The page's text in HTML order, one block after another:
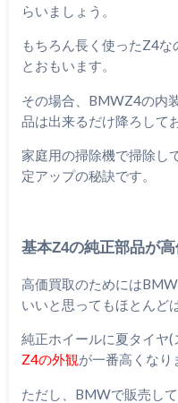
らいましょう。
もちろん長く使ったZ4
とおもいます。
その場合、BMWZ4の内
品は出来るだけ降ろして
家庭用の掃除機で掃除し
定アップの秘訣です。
基本Z4の純正部品が
高価買取のためには
いいと思ってもほとんど
純正ホイールに夏タイヤ(
Z4の外観が一番高くなり
ただし、BMWで販売し